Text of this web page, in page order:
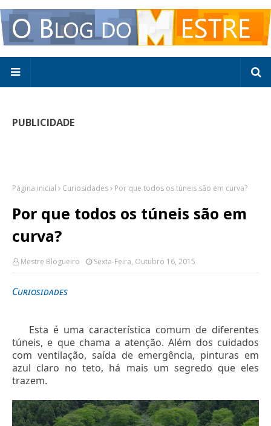
PUBLICIDADE
Página inicial Curiosidades Por que todos os túneis são em curva?
Por que todos os túneis são em
curva?
Mestre Blogueiro Sexta-Feira, Outubro 16, 2015
Curiosidades
Esta é uma característica comum de diferentes
túneis, e que chama a atenção. Além dos cuidados
com ventilação, saída de emergência, pinturas em
azul claro no teto, há mais um segredo que eles
trazem.